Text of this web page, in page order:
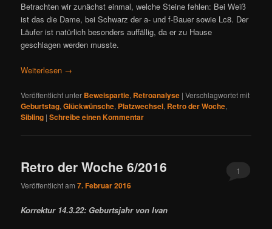
Betrachten wir zunächst einmal, welche Steine fehlen: Bei Weiß
ist das die Dame, bei Schwarz der a- und f-Bauer sowie Lc8. Der
Läufer ist natürlich besonders auffällig, da er zu Hause
geschlagen werden musste.
Weiterlesen →
Veröffentlicht unter Beweispartie, Retroanalyse |Verschlagwortet mit
Geburtstag,Glückwünsche, Platzwechsel, Retro der Woche,
Sibling |Schreibe einen Kommentar
Retro der Woche 6/2016
Veröffentlicht am7. Februar 2016
1
Korrektur 14.3.22: Geburtsjahr von Ivan